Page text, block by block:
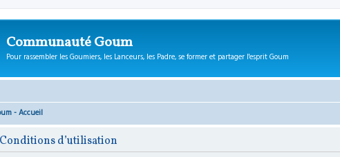
Communauté Goum
Pour rassembler les Goumiers, les Lanceurs, les Padre, se former et partager l'esprit Goum
- Accueil
d’utilisation